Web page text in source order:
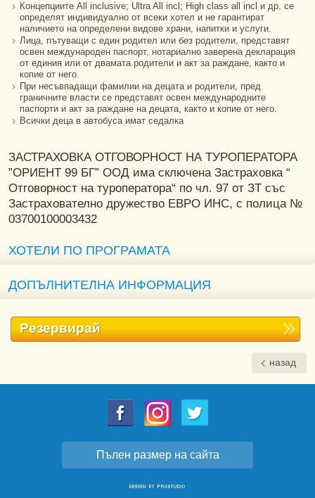
Концепциите All inclusive; Ultra All incl; High class all incl и др. се
определят индивидуално от всеки хотел и не гарантират
наличието на определени видове храни, напитки и услуги.
Лица, пътуващи с един родител или без родители, представят
освен международен паспорт, нотариално заверена декларация
от единия или от двамата родители и акт за раждане, както и
копие от него.
При несъвпадащи фамилии на децата и родители, пред
граничните власти се представят освен международните
паспорти и акт за раждане на децата, както и копие от него.
Всички деца в автобуса имат седалка
ЗАСТРАХОВКА ОТГОВОРНОСТ НА ТУРОПЕРАТОРА
”ОРИЕНТ 99 БГ” ООД има сключена Застраховка “
Отговорност на туроператора“ по чл. 97 от ЗТ със
Застрахователно дружество ЕВРО ИНС, с полица №
03700100003432
ХОТЕЛИ ПО ПРОГРАМАТА
ДОПЪЛНИТЕЛНА ИНФОРМАЦИЯ
Резервирай
назад
Пълен размер на сайта